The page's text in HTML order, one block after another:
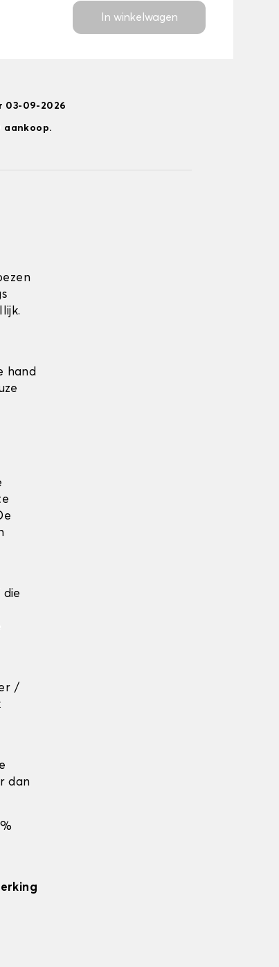
In winkelwagen
03-09-2026
aankoop.
hand
/
dan